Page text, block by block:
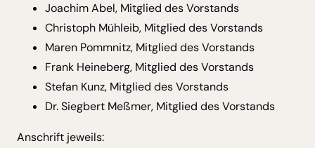
Joachim Abel, Mitglied des Vorstands
Christoph Mühleib, Mitglied des Vorstands
Maren Pommnitz, Mitglied des Vorstands
Frank Heineberg, Mitglied des Vorstands
Stefan Kunz, Mitglied des Vorstands
Dr. Siegbert Meßmer, Mitglied des Vorstands
Anschrift jeweils: